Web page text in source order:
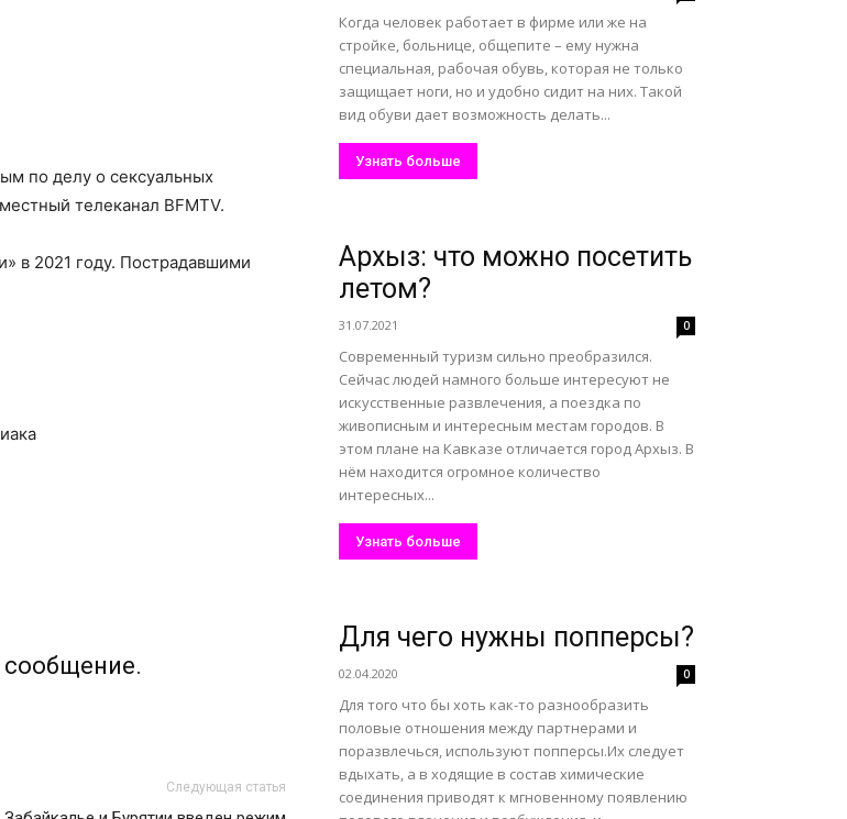
нем
по делу о сексуальных
телеканал BFMTV.
в 2021 году. Пострадавшими
Следующая статья
Когда человек работает в фирме или же на
стройке, больнице, общепите – ему нужна
специальная, рабочая обувь, которая не только
защищает ноги, но и удобно сидит на них. Такой
вид обуви дает возможность делать...
Узнать больше
Архыз: что можно посетить
летом?
31.07.2021 0
Современный туризм сильно преобразился.
Сейчас людей намного больше интересуют не
искусственные развлечения, а поездка по
живописным и интересным местам городов. В
этом плане на Кавказе отличается город Архыз. В
нём находится огромное количество
интересных...
Узнать больше
Для чего нужны попперсы?
02.04.2020 0
Для того что бы хоть как-то разнообразить
половые отношения между партнерами и
поразвлечься, используют попперсы.Их следует
вдыхать, а в ходящие в состав химические
соединения приводят к мгновенному появлению